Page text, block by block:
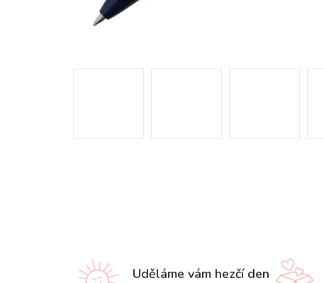
Uděláme vám hezčí den